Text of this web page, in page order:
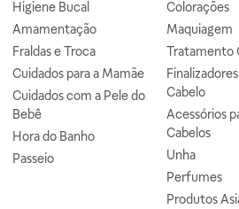
Higiene Bucal
Amamentação
Fraldas e Troca
Cuidados para a Mamãe
Cuidados com a Pele do
Bebê
Hora do Banho
Passeio
Colorações
Maquiagem
Tratamento
Cabelo
Acessórios
Cabelos
Unha
Perfumes
Produtos